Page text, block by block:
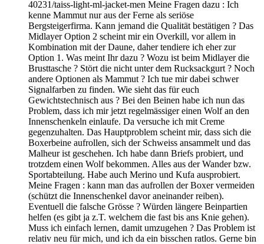
40231/taiss-light-ml-jacket-men Meine Fragen dazu : Ich
kenne Mammut nur aus der Ferne als seriöse
Bergsteigerfirma. Kann jemand die Qualität bestätigen ? Das
Midlayer Option 2 scheint mir ein Overkill, vor allem in
Kombination mit der Daune, daher tendiere ich eher zur
Option 1. Was meint Ihr dazu ? Wozu ist beim Midlayer die
Brusttasche ? Stört die nicht unter dem Rucksackgurt ? Noch
andere Optionen als Mammut ? Ich tue mir dabei schwer
Signalfarben zu finden. Wie sieht das für euch
Gewichtstechnisch aus ? Bei den Beinen habe ich nun das
Problem, dass ich mir jetzt regelmässiger einen Wolf an den
Innenschenkeln einlaufe. Da versuche ich mit Creme
gegenzuhalten. Das Hauptproblem scheint mir, dass sich die
Boxerbeine aufrollen, sich der Schweiss ansammelt und das
Malheur ist geschehen. Ich habe dann Briefs probiert, und
trotzdem einen Wolf bekommen. Alles aus der Wander bzw.
Sportabteilung. Habe auch Merino und Kufa ausprobiert.
Meine Fragen : kann man das aufrollen der Boxer vermeiden
(schützt die Innenschenkel davor aneinander reiben).
Eventuell die falsche Grösse ? Würden längere Beinpartien
helfen (es gibt ja z.T. welchem die fast bis ans Knie gehen).
Muss ich einfach lernen, damit umzugehen ? Das Problem ist
relativ neu für mich, und ich da ein bisschen ratlos. Gerne bin